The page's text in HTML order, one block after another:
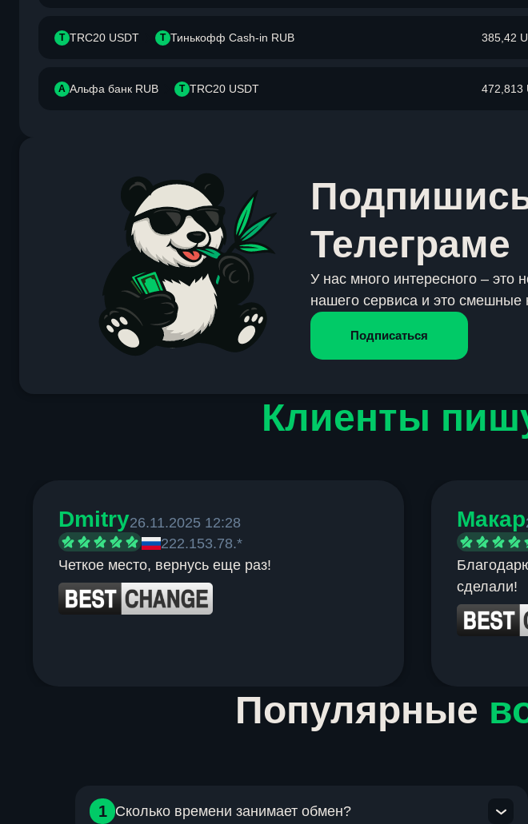
T TRC20 USDT Т Тинькофф Cash-in RUB 385,42
А Альфа банк RUB T TRC20 USDT 472,813
Телеграме
У нас много интересного – это
нашего сервиса и это смешные
Подписаться
Клиенты
Dmitry26.11.2025 12:28
222.153.78.*
Четкое место, вернусь еще раз!
Макар
сделали!
Популярные
1 Сколько времени занимает обмен?